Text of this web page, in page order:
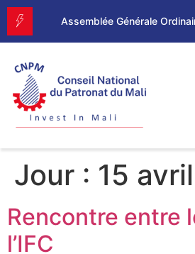
Jour : 15
Rencontre entre
l’IFC